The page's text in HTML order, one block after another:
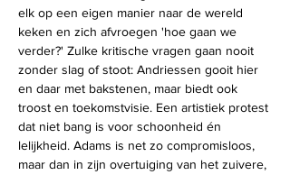
elk op een eigen manier naar de wereld
keken en zich afvroegen 'hoe gaan we
verder?' Zulke kritische vragen gaan nooit
zonder slag of stoot: Andriessen gooit hier
en daar met bakstenen, maar biedt ook
troost en toekomstvisie. Een artistiek protest
dat niet bang is voor schoonheid én
lelijkheid. Adams is net zo compromisloos,
maar dan in zijn overtuiging van het zuivere,